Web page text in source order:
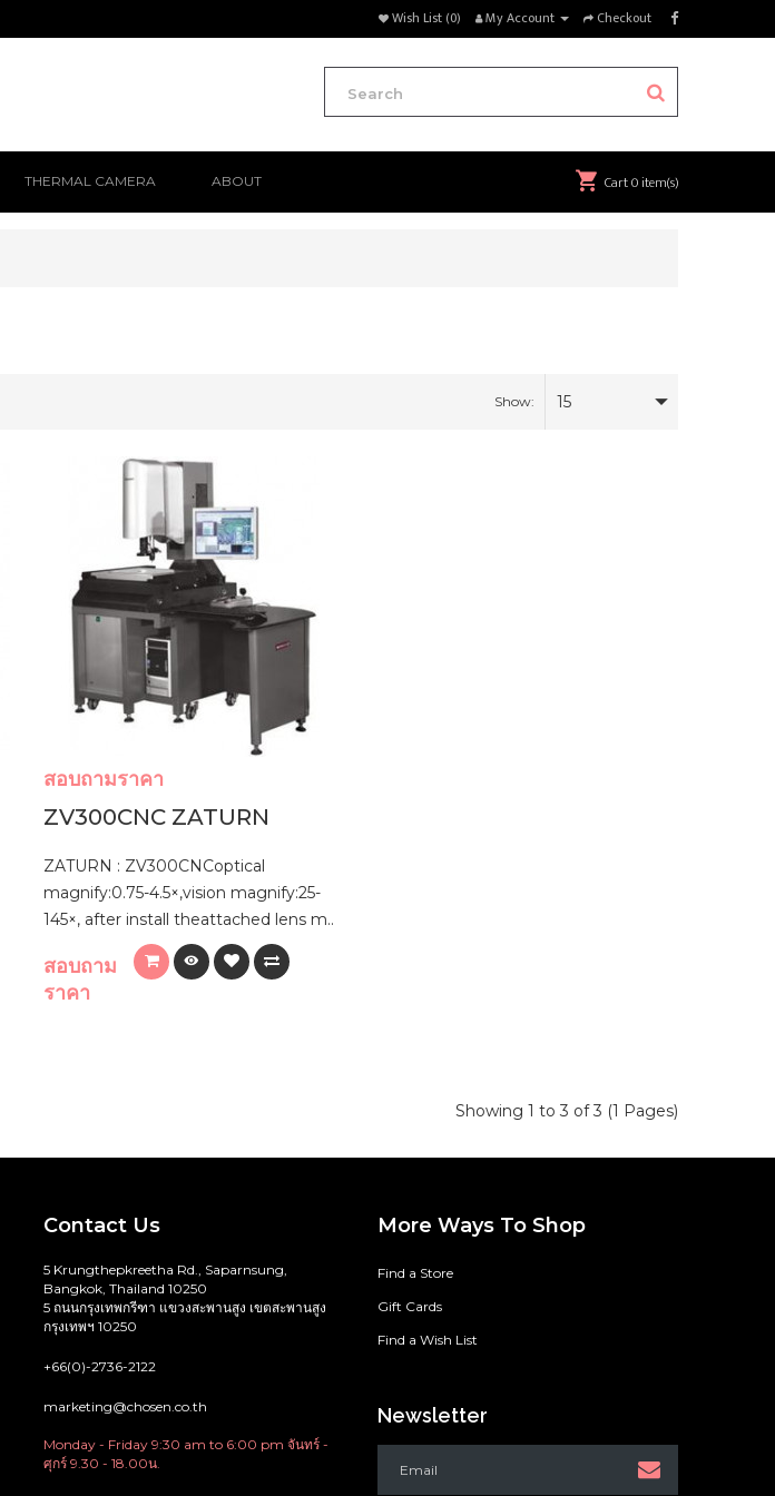
Wish List (0) My Account Checkout
THERMAL CAMERA ABOUT Cart0 item(s)
Show: 15
สอบถามราคา
ZV300CNC ZATURN
ZATURN : ZV300CNCoptical
magnify:0.75-4.5×,vision magnify:25-
145×, after install theattached lens m..
สอบถาม
ราคา
Showing 1 to 3 of 3 (1 Pages)
Contact Us
5 Krungthepkreetha Rd., Saparnsung,
Bangkok, Thailand 10250
5 ถนนกรุงเทพกรีฑา แขวงสะพานสูง เขตสะพานสูง
กรุงเทพฯ 10250
+66(0)-2736-2122
marketing@chosen.co.th
Monday - Friday 9:30 am to 6:00 pm จันทร์ -
ศุกร์ 9.30 - 18.00น.
More Ways To Shop
Find a Store
Gift Cards
Find a Wish List
Newsletter